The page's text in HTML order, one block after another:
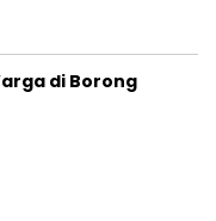
di Borong